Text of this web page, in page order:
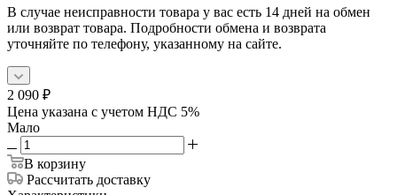
В случае неисправности товара у вас есть 14 дней на обмен
или возврат товара. Подробности обмена и возврата
уточняйте по телефону, указанному на сайте.
2 090 ₽
Цена указана с учетом НДС 5%
Мало
В корзину
Рассчитать доставку